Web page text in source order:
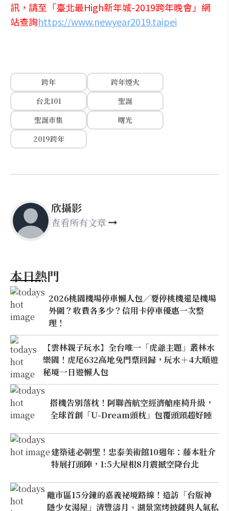
訊，請至「臺北最High新年城-2019跨年晚會」網
站查詢https://www.newyear2019.taipei
跨年
跨年煙火
台北101
聖誕
聖誕市集
曙光
2019跨年
欣攝影
查看所有文章
本日熱門
2026桃園機場停車懶人包／要停桃機還是機場
外圍？收費各多少？信用卡停車優惠一次整
理！
【雲林親子玩水】全台唯一「虎爺主題」叢林水
樂園！虎尾632高地免門票回歸，玩水＋4大順遊
秘境一日遊懶人包
搭機告別落枕！阿聯酋航空經濟艙座椅升級，
全球首創「U-Dream頭枕」包覆頭頸超好睡
建築迷必朝聖！忠泰美術館10週年：藤本壯介
特展打頭陣，1:5大屋根8月震撼空降台北
離市區15分鐘的嘉義祕境路線！造訪「台版神
隱少女湯屋」清豐濤月、湖景窯烤披薩與人氣私